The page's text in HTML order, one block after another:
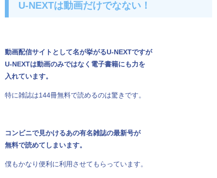
U-NEXTは動画だけでなない！
動画配信サイトとして名が挙がるU-NEXTですが
U-NEXTは動画のみではなく電子書籍にも力を
入れています。
特に雑誌は144冊無料で読めるのは驚きです。
コンビニで見かけるあの有名雑誌の最新号が
無料で読めてしまいます。
僕もかなり便利に利用させてもらっています。